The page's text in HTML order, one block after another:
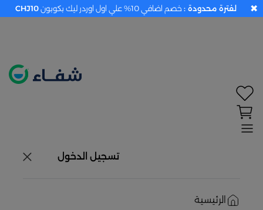
تسجيل الدخول
الرئيسية
لفترة محدودة : خصم اضافي 10% علي اول اوردر ليك بكوبون CHJ10 ✖